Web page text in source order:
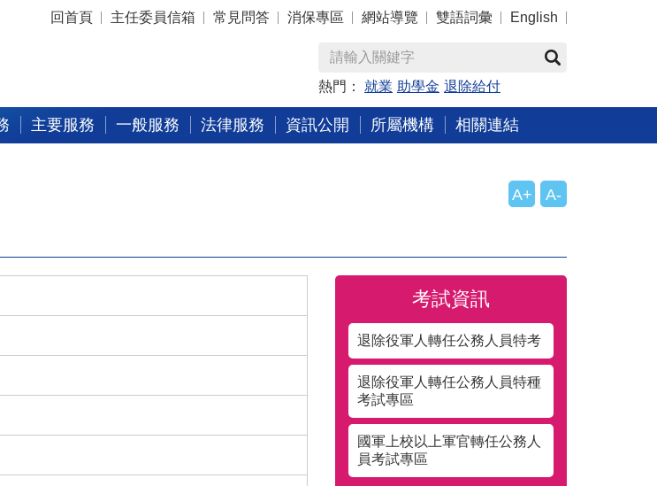
:::
回首頁 主任委員信箱 常見問答 消保專區 網站導覽 雙語詞彙 English
熱門： 就業 助學金 退除給付
主要服務 一般服務 法律服務 資訊公開 所屬機構 相關連結
A+ A-
考試資訊
退除役軍人轉任公務人員特考
退除役軍人轉任公務人員特種
考試專區
國軍上校以上軍官轉任公務人
員考試專區